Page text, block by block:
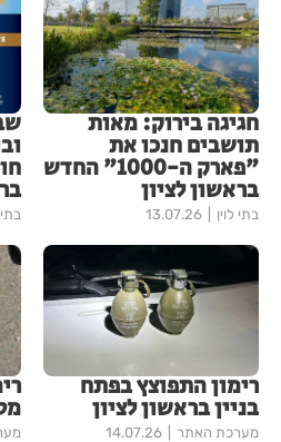
חגיגה בירוק: מאות
תושבים חנכו את
"פארק ה-1000" החדש
בראשון לציון
בתי לוין 13.07.26 בתי
רימון התפוצץ בפתח
בניין בראשון לציון
מערכת האתר 14.07.26